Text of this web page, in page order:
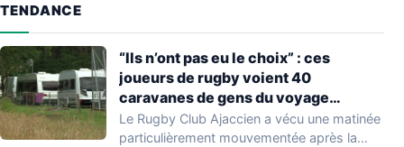
TENDANCE
“Ils n’ont pas eu le choix” : ces
joueurs de rugby voient 40
caravanes de gens du voyage
s’installer dans leur stade, ils les
délogent en moins d’1 heure
Le Rugby Club Ajaccien a vécu une matinée
particulièrement mouvementée après la